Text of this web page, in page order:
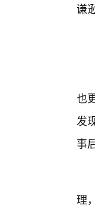
谦
也
发
事
理